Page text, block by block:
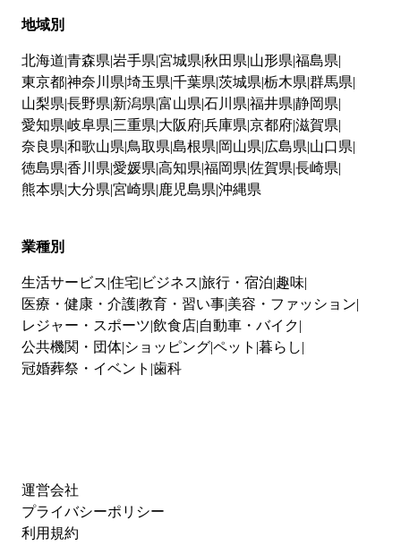
地域別
北海道 青森県 岩手県 宮城県 秋田県 山形県 福島県
東京都神奈川県 埼玉県 千葉県 茨城県 栃木県 群馬県
山梨県 長野県 新潟県 富山県 石川県 福井県 静岡県
愛知県 岐阜県 三重県 大阪府兵庫県 京都府滋賀県
奈良県 和歌山県 鳥取県 島根県 岡山県 広島県 山口県
徳島県 香川県 愛媛県 高知県 福岡県 佐賀県 長崎県
熊本県 大分県 宮崎県 鹿児島県 沖縄県
業種別
生活サービス 住宅 ビジネス 旅行・宿泊 趣味
医療・健康・介護教育・習い事 美容・ファッション
レジャー・スポーツ 飲食店 自動車・バイク
公共機関・団体 ショッピングペット 暮らし
冠婚葬祭・イベント 歯科
運営会社
プライバシーポリシー
利用規約